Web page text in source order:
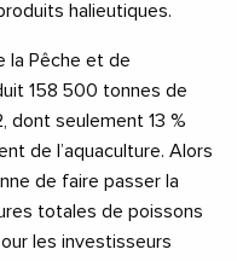
halieutiques.
la Pêche et de
158 500 tonnes de
dont seulement 13 %
de l’aquaculture. Alors
de faire passer la
totales de poissons
les investisseurs